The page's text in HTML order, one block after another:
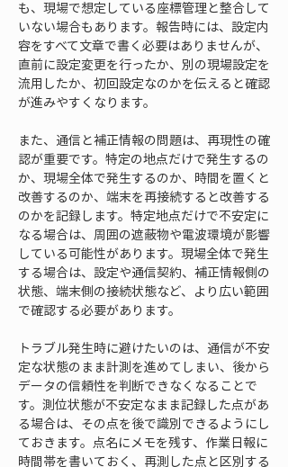
も、現場で想定している座標管理と整合して
いない場合もあります。報告時には、設定内
容をすべて文章で書く必要はありませんが、
直前に設定変更を行ったか、別の現場設定を
流用したか、初回設定なのかを伝えると確認
が進みやすくなります。
また、通信と補正情報の問題は、再現性の確
認が重要です。特定の地点だけで発生するの
か、現場全体で発生するのか、時間を置くと
改善するのか、端末を再接続すると改善する
のかを記録します。特定地点だけで不安定に
なる場合は、周囲の遮蔽物や電波環境が影響
している可能性があります。現場全体で発生
する場合は、設定や通信契約、補正情報側の
状態、端末側の接続状態など、より広い範囲
で確認する必要があります。
トラブル発生時に避けたいのは、通信が不安
定な状態のまま計測を進めてしまい、後から
データの信頼性を判断できなくなることで
す。測位状態が不安定なまま記録した点があ
る場合は、その点を後で識別できるようにし
ておきます。点名にメモを残す、作業日報に
時間帯を書いておく、再測した点と区別する